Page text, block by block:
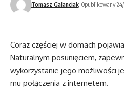
Tomasz Galanciak Opublikowany
Coraz częściej w domach
Naturalnym posunięciem,
wykorzystanie jego możliwości
mu połączenia z internetem.